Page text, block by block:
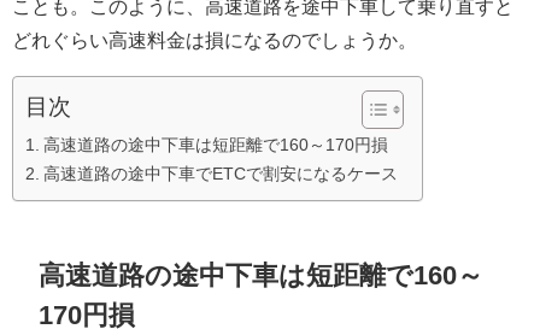
ことも。このように、高速道路を途中下車して乗り直すと
どれぐらい高速料金は損になるのでしょうか。
目次
高速道路の途中下車は短距離で160～170円損
高速道路の途中下車でETCで割安になるケース
高速道路の途中下車は短距離で160～
170円損